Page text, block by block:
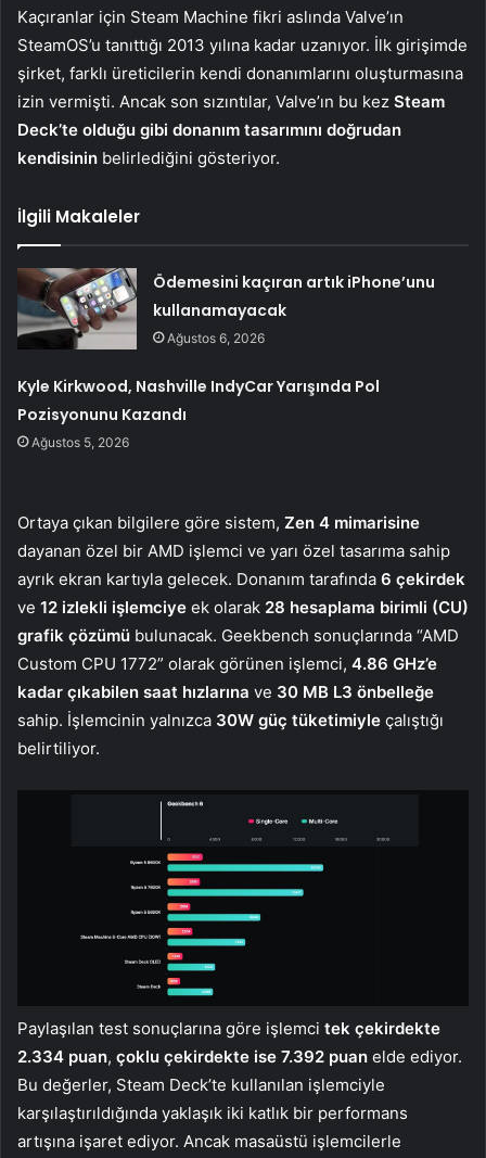
Kaçıranlar için Steam Machine fikri aslında Valve’ın
SteamOS’u tanıttığı 2013 yılına kadar uzanıyor. İlk girişimde
şirket, farklı üreticilerin kendi donanımlarını oluşturmasına
izin vermişti. Ancak son sızıntılar, Valve’ın bu kez Steam
Deck’te olduğu gibi donanım tasarımını doğrudan
kendisinin belirlediğini gösteriyor.
İlgili Makaleler
Ödemesini kaçıran artık iPhone’unu
kullanamayacak
Ağustos 6, 2026
Kyle Kirkwood, Nashville IndyCar Yarışında Pol
Pozisyonunu Kazandı
Ağustos 5, 2026
Ortaya çıkan bilgilere göre sistem, Zen 4 mimarisine
dayanan özel bir AMD işlemci ve yarı özel tasarıma sahip
ayrık ekran kartıyla gelecek. Donanım tarafında 6 çekirdek
ve 12 izlekli işlemciye ek olarak 28 hesaplama birimli (CU)
grafik çözümü bulunacak. Geekbench sonuçlarında “AMD
Custom CPU 1772” olarak görünen işlemci, 4.86 GHz’e
kadar çıkabilen saat hızlarına ve 30 MB L3 önbelleğe
sahip. İşlemcinin yalnızca 30W güç tüketimiyle çalıştığı
belirtiliyor.
Paylaşılan test sonuçlarına göre işlemci tek çekirdekte
2.334 puan, çoklu çekirdekte ise 7.392 puan elde ediyor.
Bu değerler, Steam Deck’te kullanılan işlemciyle
karşılaştırıldığında yaklaşık iki katlık bir performans
artışına işaret ediyor. Ancak masaüstü işlemcilerle